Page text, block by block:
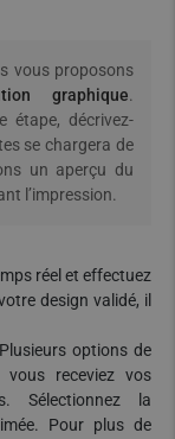
vous proposons
graphique.
étape, décrivez-
se chargera de
un aperçu du
l’impression.
réel et effectuez
design validé, il
Plusieurs options de
receviez vos
Sélectionnez la
Pour plus de